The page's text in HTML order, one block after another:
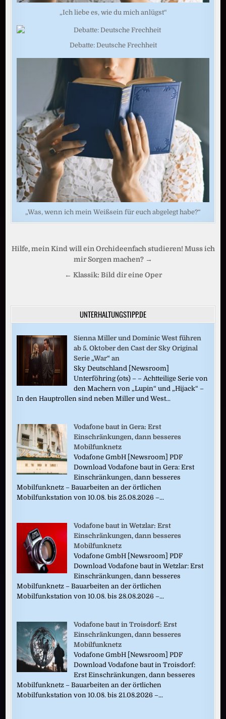
„Ich liebe es, wie du mich anlügst“
Debatte: Deutsche Frechheit
„Was, wenn ich mein Weißsein für euch abgelegt habe?“
Beitragsnavigation
Hilfe, mein Kind will ein Orchideenfach studieren! Muss ich
mir Sorgen machen? →
← Klassik: Bild dir eine Oper
UNTERHALTUNGSTIPP.DE
Sienna Miller und Dominic West führen
ab 5. Oktober den Cast der Sky Original
Serie „War“ an
Sky Deutschland [Newsroom]
Unterföhring (ots) – – Achtteilige Serie von
den Machern von „Lupin“ und „Hijack“ –
In den Hauptrollen sind neben Miller und West...
Vodafone baut in Gera: Erst
Einschränkungen, dann besseres
Mobilfunknetz
Vodafone GmbH [Newsroom] PDF
Download Vodafone baut in Gera: Erst
Einschränkungen, dann besseres
Mobilfunknetz – Bauarbeiten an der örtlichen
Mobilfunkstation von 10.08. bis 25.08.2026 –...
Vodafone baut in Wetzlar: Erst
Einschränkungen, dann besseres
Mobilfunknetz
Vodafone GmbH [Newsroom] PDF
Download Vodafone baut in Wetzlar: Erst
Einschränkungen, dann besseres
Mobilfunknetz – Bauarbeiten an der örtlichen
Mobilfunkstation von 10.08. bis 28.08.2026 –...
Vodafone baut in Troisdorf: Erst
Einschränkungen, dann besseres
Mobilfunknetz
Vodafone GmbH [Newsroom] PDF
Download Vodafone baut in Troisdorf:
Erst Einschränkungen, dann besseres
Mobilfunknetz – Bauarbeiten an der örtlichen
Mobilfunkstation von 10.08. bis 21.08.2026 –...